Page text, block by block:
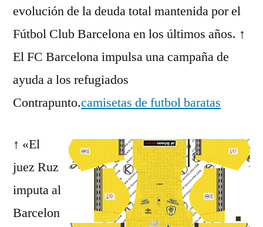
evolución de la deuda total mantenida por el
Fútbol Club Barcelona en los últimos años. ↑
El FC Barcelona impulsa una campaña de
ayuda a los refugiados
Contrapunto.camisetas de futbol baratas
↑ «El
juez Ruz
imputa al
Barcelon